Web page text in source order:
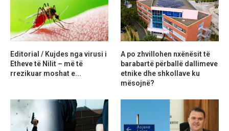
Editorial / Kujdes nga virusi i
Etheve të Nilit – më të
rrezikuar moshat e...
A po zhvillohen nxënësit të
barabartë përballë dallimeve
etnike dhe shkollave ku
mësojnë?